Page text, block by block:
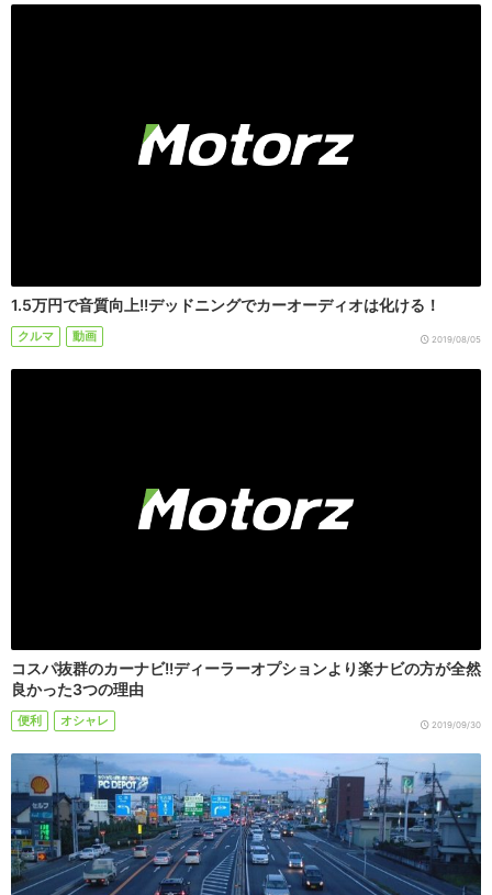
1.5万円で音質向上!!デッドニングでカーオーディオは化ける！
クルマ 動画 2019/08/05
コスパ抜群のカーナビ!!ディーラーオプションより楽ナビの方が全然
良かった3つの理由
便利 オシャレ 2019/09/30